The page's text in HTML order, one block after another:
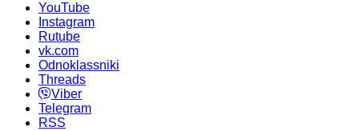
YouTube
Instagram
Rutube
vk.com
Odnoklassniki
Threads
Viber
Telegram
RSS